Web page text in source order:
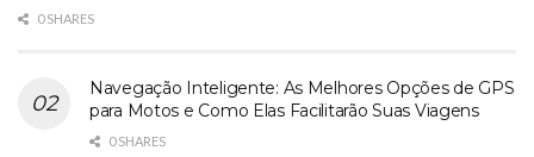
0 SHARES
Navegação Inteligente: As Melhores Opções de GPS
para Motos e Como Elas Facilitarão Suas Viagens
0 SHARES